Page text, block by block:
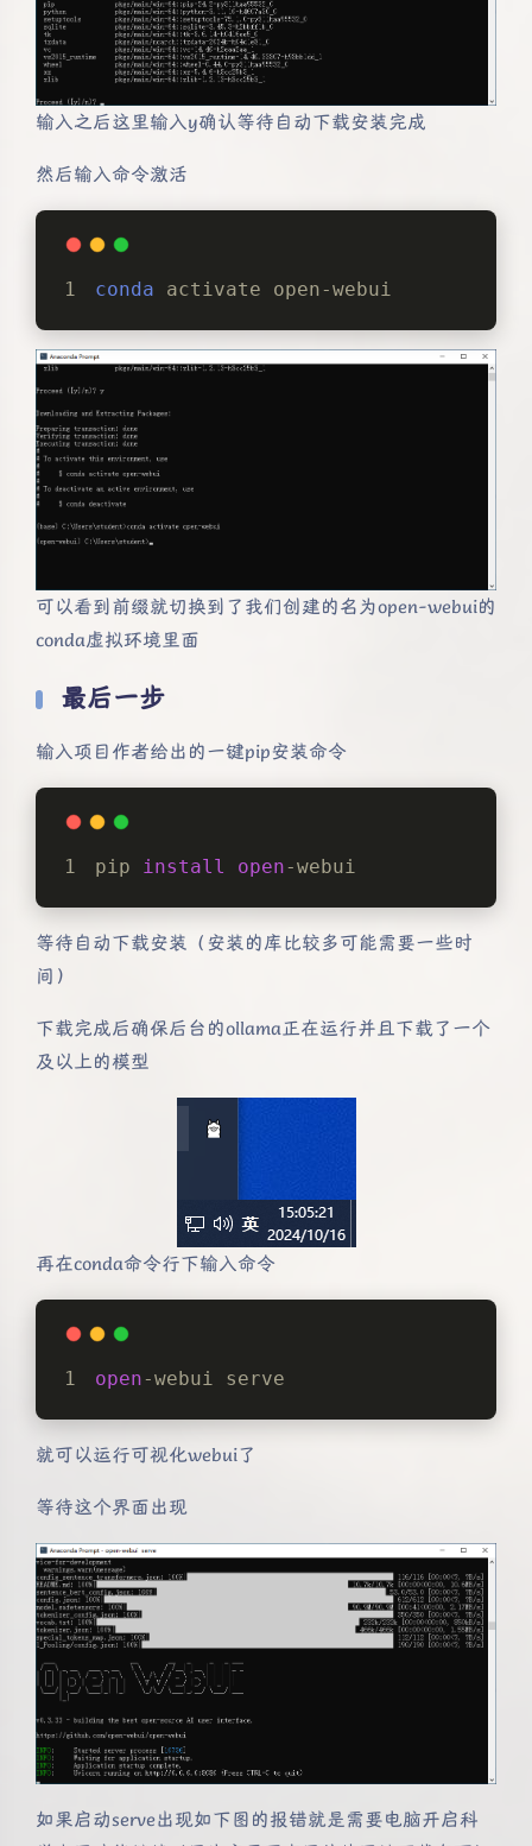
输入之后这里输入y确认等待自动下载安装完成
然后输入命令激活
conda activate open-webui
可以看到前缀就切换到了我们创建的名为open-webui的
conda虚拟环境里面
最后一步
输入项目作者给出的一键pip安装命令
pip install open-webui
等待自动下载安装（安装的库比较多可能需要一些时
间）
下载完成后确保后台的ollama正在运行并且下载了一个
及以上的模型
再在conda命令行下输入命令
open-webui serve
就可以运行可视化webui了
等待这个界面出现
如果启动serve出现如下图的报错就是需要电脑开启科